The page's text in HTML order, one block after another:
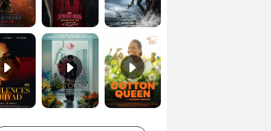
Les Silences de Riyad Bande-annonce VO STFR Cotton Queen Bande-annonce VO STFR